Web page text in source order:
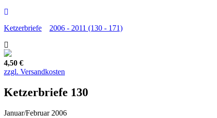
Ketzerbriefe 2006 - 2011 (130 - 171)
4,50 €
zzgl. Versandkosten
Ketzerbriefe 130
Januar/Februar 2006